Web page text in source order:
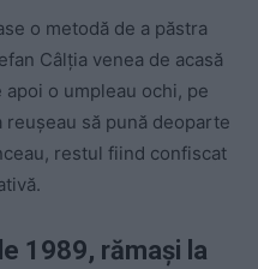
o metodă de a păstra
Câlția venea de acasă
apoi o umpleau ochi, pe
reușeau să pună deoparte
restul fiind confiscat
1989, rămași la